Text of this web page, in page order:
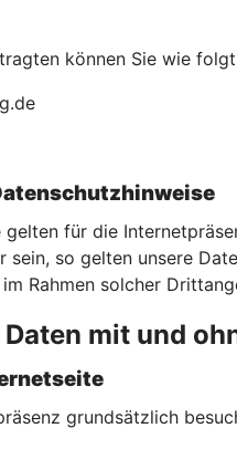
können Sie wie
gelten für die
sein, so gelten unsere
Rahmen solcher
mit und
grundsätzlich